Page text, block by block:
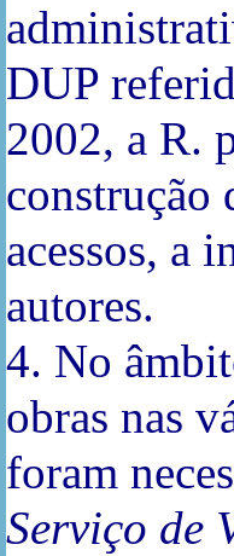
DUP
2002, a R.
construção
acessos, a
autores.
4. No
obras nas
foram
Serviço de